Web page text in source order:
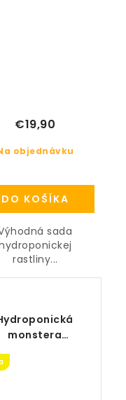
objednávku
€19,90
DO KOŠÍKA
sada
rastliny...
monstera
v
kvetináči